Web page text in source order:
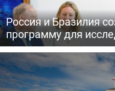
Россия и Бразилия
программу для